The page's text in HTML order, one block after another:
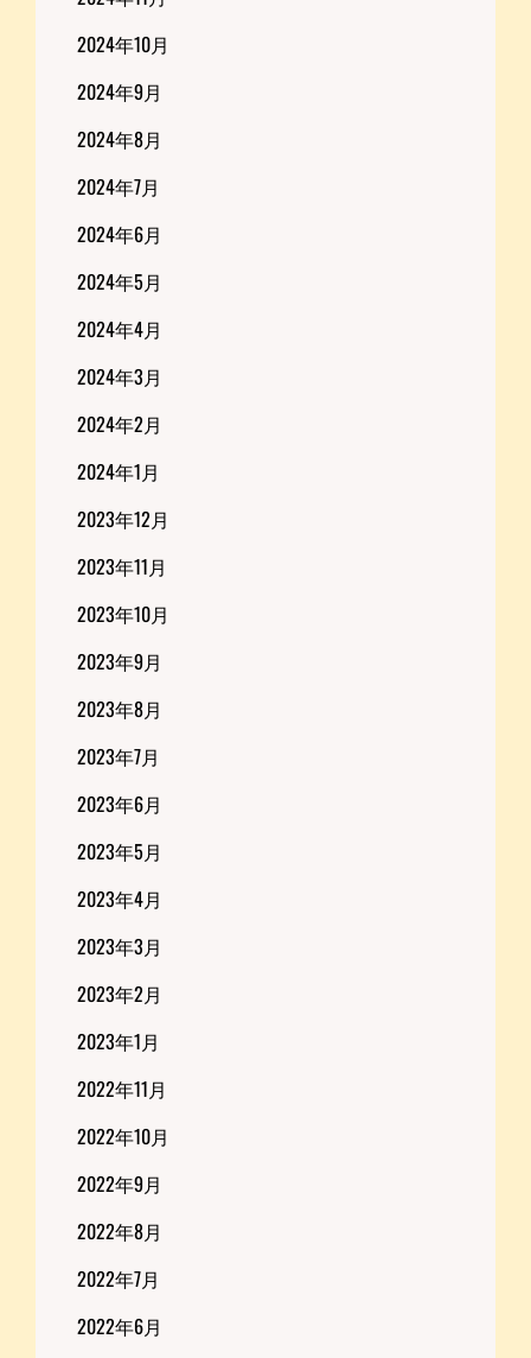
2024年10月
2024年9月
2024年8月
2024年7月
2024年6月
2024年5月
2024年4月
2024年3月
2024年2月
2024年1月
2023年12月
2023年11月
2023年10月
2023年9月
2023年8月
2023年7月
2023年6月
2023年5月
2023年4月
2023年3月
2023年2月
2023年1月
2022年11月
2022年10月
2022年9月
2022年8月
2022年7月
2022年6月